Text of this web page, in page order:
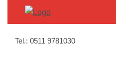
Tel.: 0511 9781030